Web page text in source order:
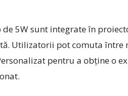
5W sunt integrate în
Utilizatorii pot comuta între
pentru a obține o